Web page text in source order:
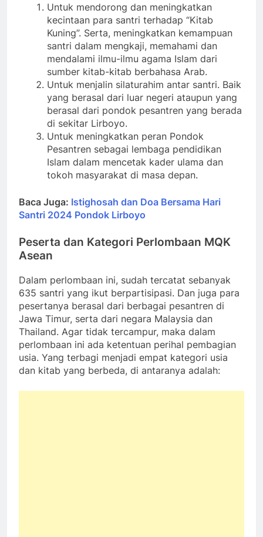
Untuk mendorong dan meningkatkan
kecintaan para santri terhadap “Kitab
Kuning”. Serta, meningkatkan kemampuan
santri dalam mengkaji, memahami dan
mendalami ilmu-ilmu agama Islam dari
sumber kitab-kitab berbahasa Arab.
Untuk menjalin silaturahim antar santri. Baik
yang berasal dari luar negeri ataupun yang
berasal dari pondok pesantren yang berada
di sekitar Lirboyo.
Untuk meningkatkan peran Pondok
Pesantren sebagai lembaga pendidikan
Islam dalam mencetak kader ulama dan
tokoh masyarakat di masa depan.
Baca Juga: Istighosah dan Doa Bersama Hari
Santri 2024 Pondok Lirboyo
Peserta dan Kategori Perlombaan MQK
Asean
Dalam perlombaan ini, sudah tercatat sebanyak
635 santri yang ikut berpartisipasi. Dan juga para
pesertanya berasal dari berbagai pesantren di
Jawa Timur, serta dari negara Malaysia dan
Thailand. Agar tidak tercampur, maka dalam
perlombaan ini ada ketentuan perihal pembagian
usia. Yang terbagi menjadi empat kategori usia
dan kitab yang berbeda, di antaranya adalah: